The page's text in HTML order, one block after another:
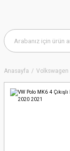
Anasayfa Volkswagen